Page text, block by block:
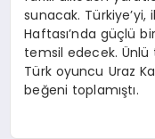
sunacak.
Haftası’nda güçlü
temsil edecek. Ünlü
Türk oyuncu Uraz
beğeni toplamıştı.